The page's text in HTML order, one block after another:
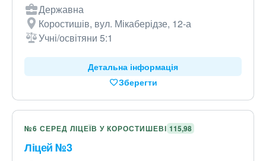
Державна
Коростишів, вул. Мікаберідзе, 12-а
Учні/освітяни 5:1
Детальна інформація
Зберегти
№6 СЕРЕД ЛІЦЕЇВ У КОРОСТИШЕВІ 115,98
Ліцей №3